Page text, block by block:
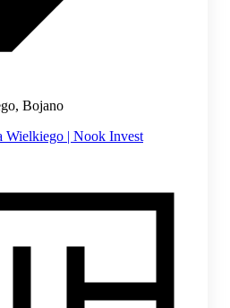
Bojano
Wielkiego | Nook Invest